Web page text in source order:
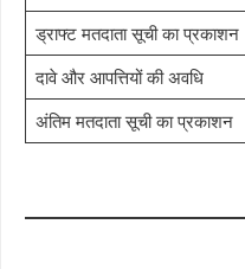
ड्राफ्ट मतदाता सूची का प्रकाशन
दावे और आपत्तियों की अवधि
अंतिम मतदाता सूची का प्रकाशन